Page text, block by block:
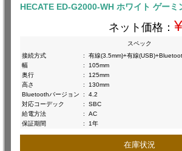
HECATE ED-G2000-WH ホワイト ゲーミ
ネット価格：
スペック
接続方式
:
有線(3.5mm)+有線
幅
:
105mm
奥行
:
125mm
高さ
:
130mm
Bluetoothバージョン
:
4.2
対応コーデック
:
SBC
給電方法
:
AC
保証期間
: 1年
在庫状況